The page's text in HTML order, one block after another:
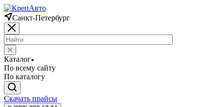
Санкт-Петербург
Каталог
По всему сайту
По каталогу
Скачать прайсы